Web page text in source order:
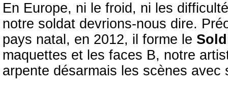
En Europe, ni le froid, ni les
notre soldat devrions-nous dire.
pays natal, en 2012, il forme le
maquettes et les faces B, notre
arpente désarmais les scènes avec